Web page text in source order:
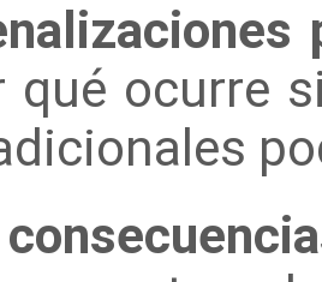
qué ocurre